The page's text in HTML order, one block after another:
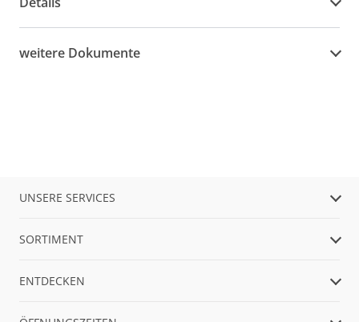
weitere Dokumente
UNSERE SERVICES
SORTIMENT
ENTDECKEN